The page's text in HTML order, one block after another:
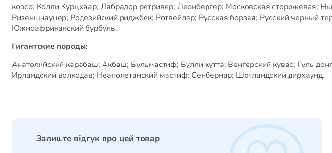
корсо; Колли Курцхаар; Лабрадор ретривер; Леонбергер; Московская сторожевая;
Ризеншнауцер; Родезийский риджбек; Ротвейлер; Русская борзая; Русский черный
Южноафриканский бурбуль.
Гигантские породы:
Анатолийский карабаш; Акбаш; Бульмастиф; Булли кутта; Венгерский кувас; Гуль
Ирландский волкодав; Неаполетанский мастиф; Сенбернар; Шотландский дирхаунд.
Залиште відгук про цей товар